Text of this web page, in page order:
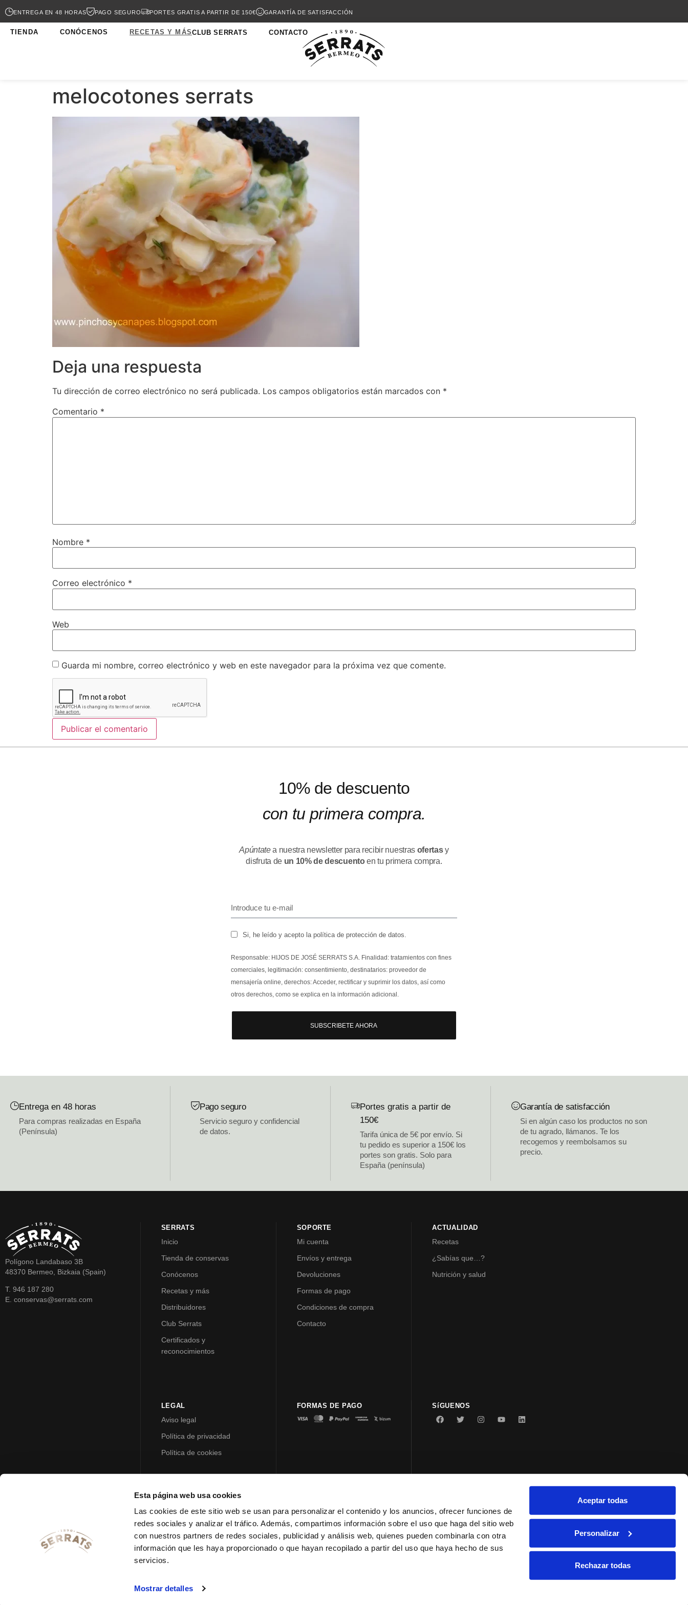
Esta página web usa cookies
Las cookies de este sitio web se usan para personalizar el contenido y los anuncios, ofrecer funciones de
redes sociales y analizar el tráfico. Además, compartimos información sobre el uso que haga del sitio web
con nuestros partners de redes sociales, publicidad y análisis web, quienes pueden combinarla con otra
información que les haya proporcionado o que hayan recopilado a partir del uso que haya hecho de sus
servicios.
Mostrar detalles
Aceptar todas
Personalizar
Rechazar todas
ENTREGA EN 48 HORAS PAGO SEGURO PORTES GRATIS A PARTIR DE 150€ GARANTÍA DE SATISFACCIÓN
TIENDA CONÓCENOS RECETAS Y MÁSCLUB SERRATS CONTACTO
melocotones serrats
Deja una respuesta
Tu dirección de correo electrónico no será publicada. Los campos obligatorios están marcados con *
Comentario *
Nombre *
Correo electrónico *
Web
Guarda mi nombre, correo electrónico y web en este navegador para la próxima vez que comente.
10% de descuento
con tu primera compra.
Apúntatea nuestra newsletter para recibir nuestras ofertasy
disfruta de un 10% de descuentoen tu primera compra.
Si, he leído y acepto la política de protección de datos.
Responsable: HIJOS DE JOSÉ SERRATS S.A. Finalidad: tratamientos con fines
comerciales, legitimación: consentimiento, destinatarios: proveedor de
mensajería online, derechos: Acceder, rectificar y suprimir los datos, así como
otros derechos, como se explica en la información adicional.
SUBSCRIBETE AHORA
Entrega en 48 horas
Para compras realizadas en España
(Península)
Pago seguro
Servicio seguro y confidencial
de datos.
Portes gratis a partir de
150€
Tarifa única de 5€ por envío. Si
tu pedido es superior a 150€ los
portes son gratis. Solo para
España (península)
Garantía de satisfacción
Si en algún caso los productos no son
de tu agrado, llámanos. Te los
recogemos y reembolsamos su
precio.
Polígono Landabaso 3B
48370 Bermeo, Bizkaia (Spain)
T. 946 187 280
E. conservas@serrats.com
SERRATS
Inicio
Tienda de conservas
Conócenos
Recetas y más
Distribuidores
Club Serrats
Certificados y
reconocimientos
SOPORTE
Mi cuenta
Envíos y entrega
Devoluciones
Formas de pago
Condiciones de compra
Contacto
ACTUALIDAD
Recetas
¿Sabías que…?
Nutrición y salud
LEGAL
Aviso legal
Política de privacidad
Política de cookies
FORMAS DE PAGO SíGUENOS
© 2023 Conservas Serrats